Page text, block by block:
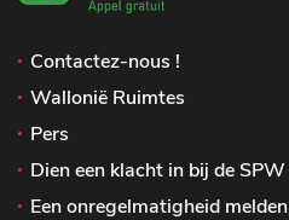
Contactez-nous !
Wallonië Ruimtes
Pers
Dien een klacht in bij de SPW
Een onregelmatigheid melden